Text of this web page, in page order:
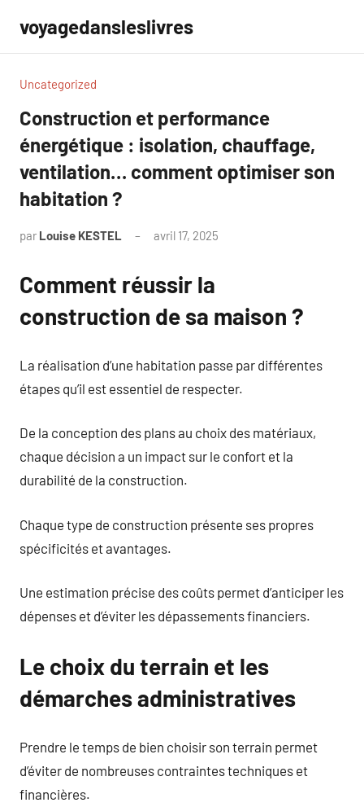
contenu
voyagedansleslivres
Uncategorized
Construction et performance
énergétique : isolation, chauffage,
ventilation… comment optimiser son
habitation ?
par Louise KESTEL avril 17, 2025
Comment réussir la
construction de sa maison ?
La réalisation d’une habitation passe par différentes
étapes qu’il est essentiel de respecter.
De la conception des plans au choix des matériaux,
chaque décision a un impact sur le confort et la
durabilité de la construction.
Chaque type de construction présente ses propres
spécificités et avantages.
Une estimation précise des coûts permet d’anticiper les
dépenses et d’éviter les dépassements financiers.
Le choix du terrain et les
démarches administratives
Prendre le temps de bien choisir son terrain permet
d’éviter de nombreuses contraintes techniques et
financières.